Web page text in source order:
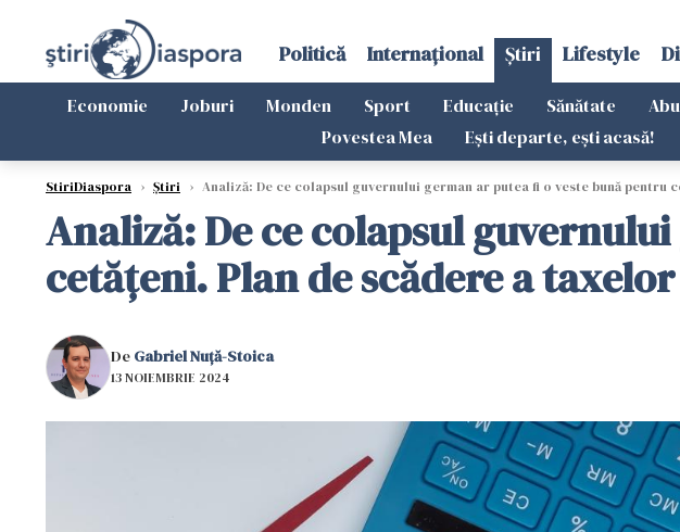
Politică Internațional Știri Lifestyle
Economie Joburi Monden Sport Educație Sănătate
Povestea Mea
Ești departe, ești acasă!
StiriDiaspora › Știri › Analiză: De ce colapsul guvernului german ar putea fi o veste bună pentru
Analiză: De ce colapsul
cetățeni. Plan de scădere a taxelor
De Gabriel Nuță-Stoica
13 NOIEMBRIE 2024